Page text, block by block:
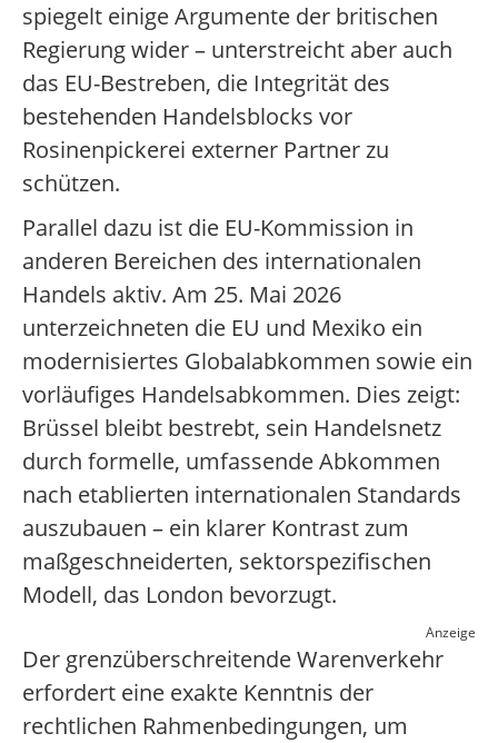
spiegelt einige Argumente der britischen
Regierung wider – unterstreicht aber auch
das EU-Bestreben, die Integrität des
bestehenden Handelsblocks vor
Rosinenpickerei externer Partner zu
schützen.
Parallel dazu ist die EU-Kommission in
anderen Bereichen des internationalen
Handels aktiv. Am 25. Mai 2026
unterzeichneten die EU und Mexiko ein
modernisiertes Globalabkommen sowie ein
vorläufiges Handelsabkommen. Dies zeigt:
Brüssel bleibt bestrebt, sein Handelsnetz
durch formelle, umfassende Abkommen
nach etablierten internationalen Standards
auszubauen – ein klarer Kontrast zum
maßgeschneiderten, sektorspezifischen
Modell, das London bevorzugt.
Anzeige
Der grenzüberschreitende Warenverkehr
erfordert eine exakte Kenntnis der
rechtlichen Rahmenbedingungen, um